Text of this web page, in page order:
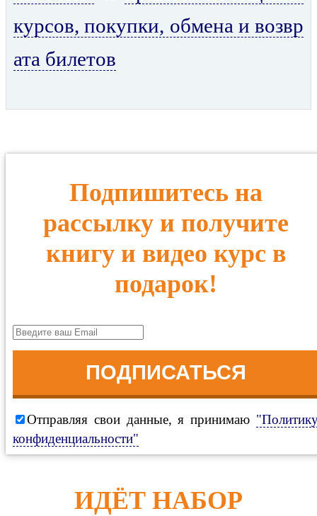
курсов, покупки, обмена и возвр
ата билетов
Подпишитесь на
рассылку и получите
книгу и видео курс в
подарок!
ПОДПИСАТЬСЯ
Отправляя свои данные, я принимаю
конфиденциальности"
ИДЁТ НАБОР